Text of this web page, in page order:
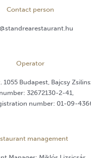
Contact person
Operator
Budapest, Bajcsy
32672130-2-41,
number: 01-09-
management